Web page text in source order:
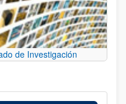
de Investigación